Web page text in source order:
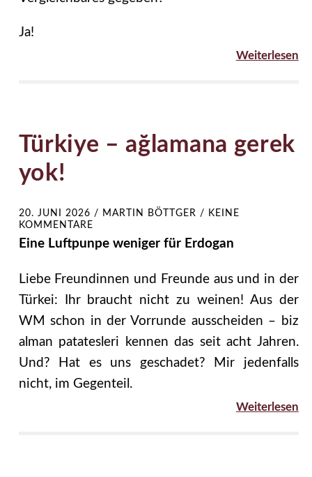
Ja!
Weiterlesen
Türkiye – ağlamana gerek
yok!
20. JUNI 2026 / MARTIN BÖTTGER /
KEINE
KOMMENTARE
Eine Luftpunpe weniger für Erdogan
Liebe Freundinnen und Freunde aus und in der
Türkei: Ihr braucht nicht zu weinen! Aus der
WM schon in der Vorrunde ausscheiden – biz
alman patatesleri kennen das seit acht Jahren.
Und? Hat es uns geschadet? Mir jedenfalls
nicht, im Gegenteil.
Weiterlesen